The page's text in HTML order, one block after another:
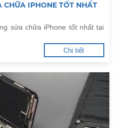
CHỮA IPHONE TỐT NHẤT
sửa chữa iPhone tốt nhất tại
Chi tiết